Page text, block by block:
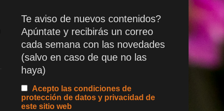
Te aviso de nuevos contenidos?
Apúntate y recibirás un correo
cada semana con las novedades
(salvo en caso de que no las
haya)
Acepto las condiciones de
protección de datos y privacidad de
este sitio web